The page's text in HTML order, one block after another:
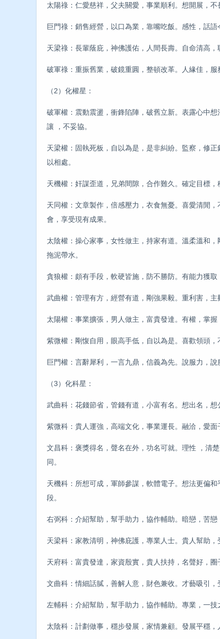
太陽祿：仁愛慈祥，父夫關愛，事業順利。想開展，
巨門祿：銷售經營，以口為業，靠嘴吃飯。感性，話
天梁祿：長輩蔭庇，神佛護佑，人間長壽。自命清高
破軍祿：重振舊業，破鏡重圓，整頓改革。人緣佳，
（2）化權星：
破軍權：震動震盪，衝鋒陷陣，破舊立新。表露心中
讓 ，不妥協。
天梁權：固執死板，自以為是，是非糾紛。監察，修
以相處。
天機權：奸謀歪道，兄弟間隙，合作難久。確定目標
天同權：文章製作，倍感壓力，衣食無憂。喜愛清閒
會，享受現有成果。
太陰權：操心家事，女性做主，持家有道。溫柔溫和
拖泥帶水。
貪狼權：頗有手段，軟硬皆施，防不勝防。有能力獲
武曲權：管理有方，經營有道，剛強果毅。重利害，
太陽權：事業擴張，男人做主，富貴發達。有權，掌
紫微權：剛愎自用，眼高手低，自以為是。喜歡領頭
巨門權：言辭犀利，一言九鼎，信義為先。說服力，
（3）化科星：
武曲科：花錢節省，管錢有道，小富有名。想出名，
紫微科：貴人運強，高端文化，事業運長。融洽，愛
文昌科：褒獎得名，聲名在外，功名可就。理性 ，清
同。
天機科：所想可成，軍師參謀，軟體電子。想法更偏
段。
右弼科：介紹幫助，幫手助力，協作輔助。暗戀，苦
天梁科：家教清明，神佛庇護，專業人士。貴人幫助
天府科：富貴發達，家資殷實，貴人扶持，名聲好，
文曲科：情細話膩，善解人意，財色兼收。才藝吸引，
左輔科：介紹幫助，幫手助力，協作輔助。專業，一
太陰科：計劃做事，穩步發展，家情兼顧。發展平穩，